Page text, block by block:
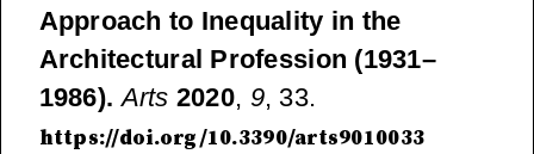
Approach to Inequality in the
Architectural Profession (1931–
1986). Arts 2020, 9, 33.
https://doi.org/10.3390/arts9010033